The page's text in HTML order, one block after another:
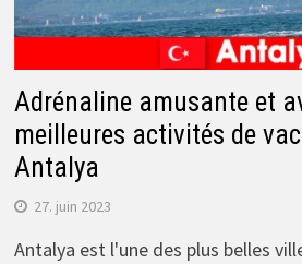
Adrénaline amusante et
meilleures activités de
Antalya
27. juin 2023
Antalya est l'une des plus belles